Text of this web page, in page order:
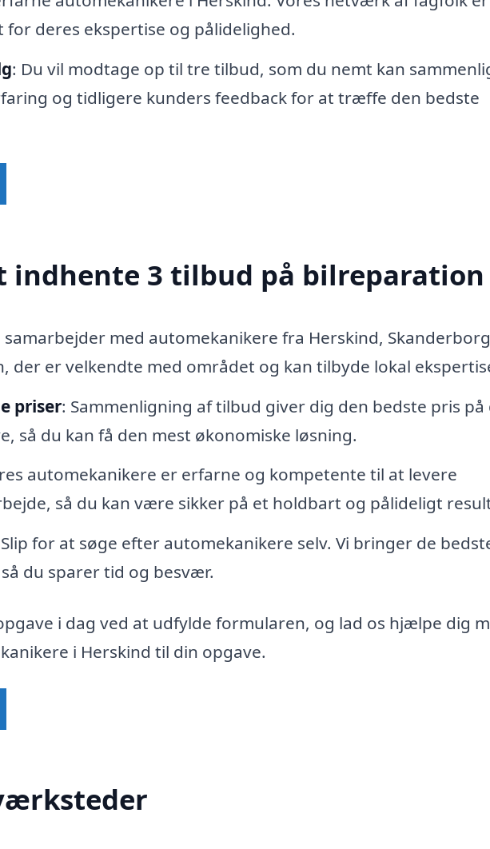
deres ekspertise og pålidelighed.
: Du vil modtage op til tre tilbud, som du nemt kan
og tidligere kunders feedback for at træffe den bedste
indhente 3 tilbud på bilreparation
samarbejder med automekanikere fra Herskind, Skanderborg
der er velkendte med området og kan tilbyde lokal
priser: Sammenligning af tilbud giver dig den bedste pris på
så du kan få den mest økonomiske løsning.
automekanikere er erfarne og kompetente til at levere
så du kan være sikker på et holdbart og pålideligt
for at søge efter automekanikere selv. Vi bringer de
du sparer tid og besvær.
i dag ved at udfylde formularen, og lad os hjælpe dig
i Herskind til din opgave.